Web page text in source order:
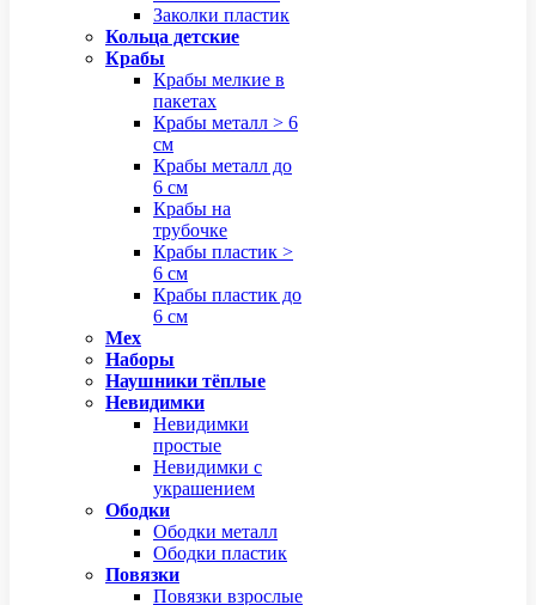
Заколки пластик
Кольца детские
Крабы
Крабы мелкие в
пакетах
Крабы металл > 6
см
Крабы металл до
6 см
Крабы на
трубочке
Крабы пластик >
6 см
Крабы пластик до
6 см
Мех
Наборы
Наушники тёплые
Невидимки
Невидимки
простые
Невидимки с
украшением
Ободки
Ободки металл
Ободки пластик
Повязки
Повязки взрослые